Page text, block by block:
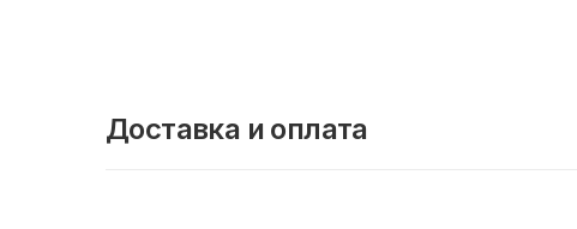
Доставка и оплата